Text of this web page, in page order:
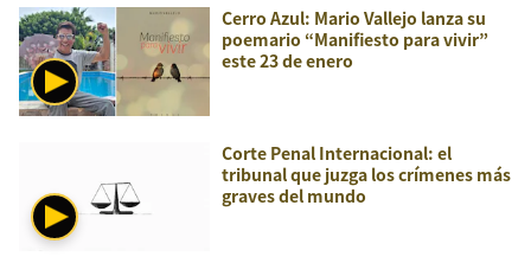
Cerro Azul: Mario Vallejo lanza su
poemario “Manifiesto para vivir”
este 23 de enero
Corte Penal Internacional: el
tribunal que juzga los crímenes más
graves del mundo